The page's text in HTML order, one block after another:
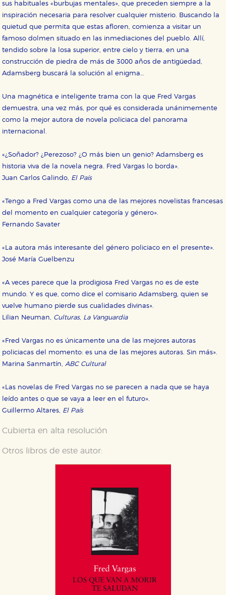
sus habituales «burbujas mentales», que preceden siempre a la
inspiración necesaria para resolver cualquier misterio. Buscando la
quietud que permita que estas afloren, comienza a visitar un
famoso dolmen situado en las inmediaciones del pueblo. Allí,
tendido sobre la losa superior, entre cielo y tierra, en una
construcción de piedra de más de 3000 años de antigüedad,
Adamsberg buscará la solución al enigma…
Una magnética e inteligente trama con la que Fred Vargas
demuestra, una vez más, por qué es considerada unánimemente
como la mejor autora de novela policiaca del panorama
internacional.
«¿Soñador? ¿Perezoso? ¿O más bien un genio? Adamsberg es
historia viva de la novela negra. Fred Vargas lo borda».
Juan Carlos Galindo, El País
«Tengo a Fred Vargas como una de las mejores novelistas francesas
del momento en cualquier categoría y género».
Fernando Savater
«La autora más interesante del género policiaco en el presente».
José María Guelbenzu
«A veces parece que la prodigiosa Fred Vargas no es de este
mundo. Y es que, como dice el comisario Adamsberg, quien se
vuelve humano pierde sus cualidades divinas».
Lilian Neuman, Culturas, La Vanguardia
«Fred Vargas no es únicamente una de las mejores autoras
policiacas del momento: es una de las mejores autoras. Sin más».
Marina Sanmartín,ABC Cultural
«Las novelas de Fred Vargas no se parecen a nada que se haya
leído antes o que se vaya a leer en el futuro».
Guillermo Altares, El País
Cubierta en alta resolución
Otros libros de este autor: